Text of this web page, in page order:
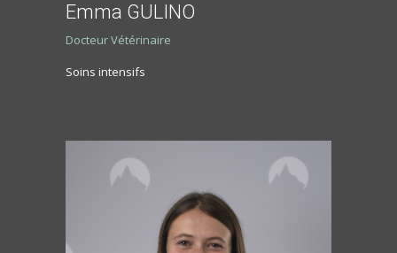
Emma GULINO
Docteur Vétérinaire
Soins intensifs